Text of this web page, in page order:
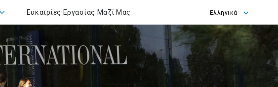
Ευκαιρίες Εργασίας Μαζί Μας
Ελληνικά
Ελληνικά
English